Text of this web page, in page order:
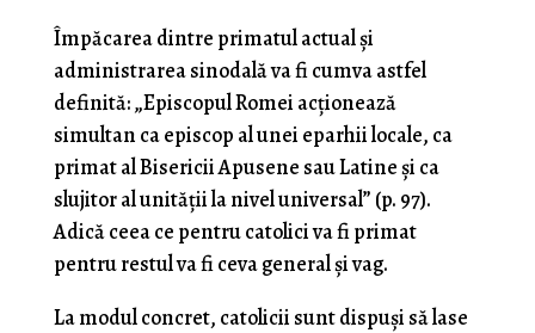
Împăcarea dintre primatul actual și
administrarea sinodală va fi cumva astfel
definită: „Episcopul Romei acționează
simultan ca episcop al unei eparhii locale, ca
primat al Bisericii Apusene sau Latine și ca
slujitor al unității la nivel universal” (p. 97).
Adică ceea ce pentru catolici va fi primat
pentru restul va fi ceva general și vag.
La modul concret, catolicii sunt dispuși să lase